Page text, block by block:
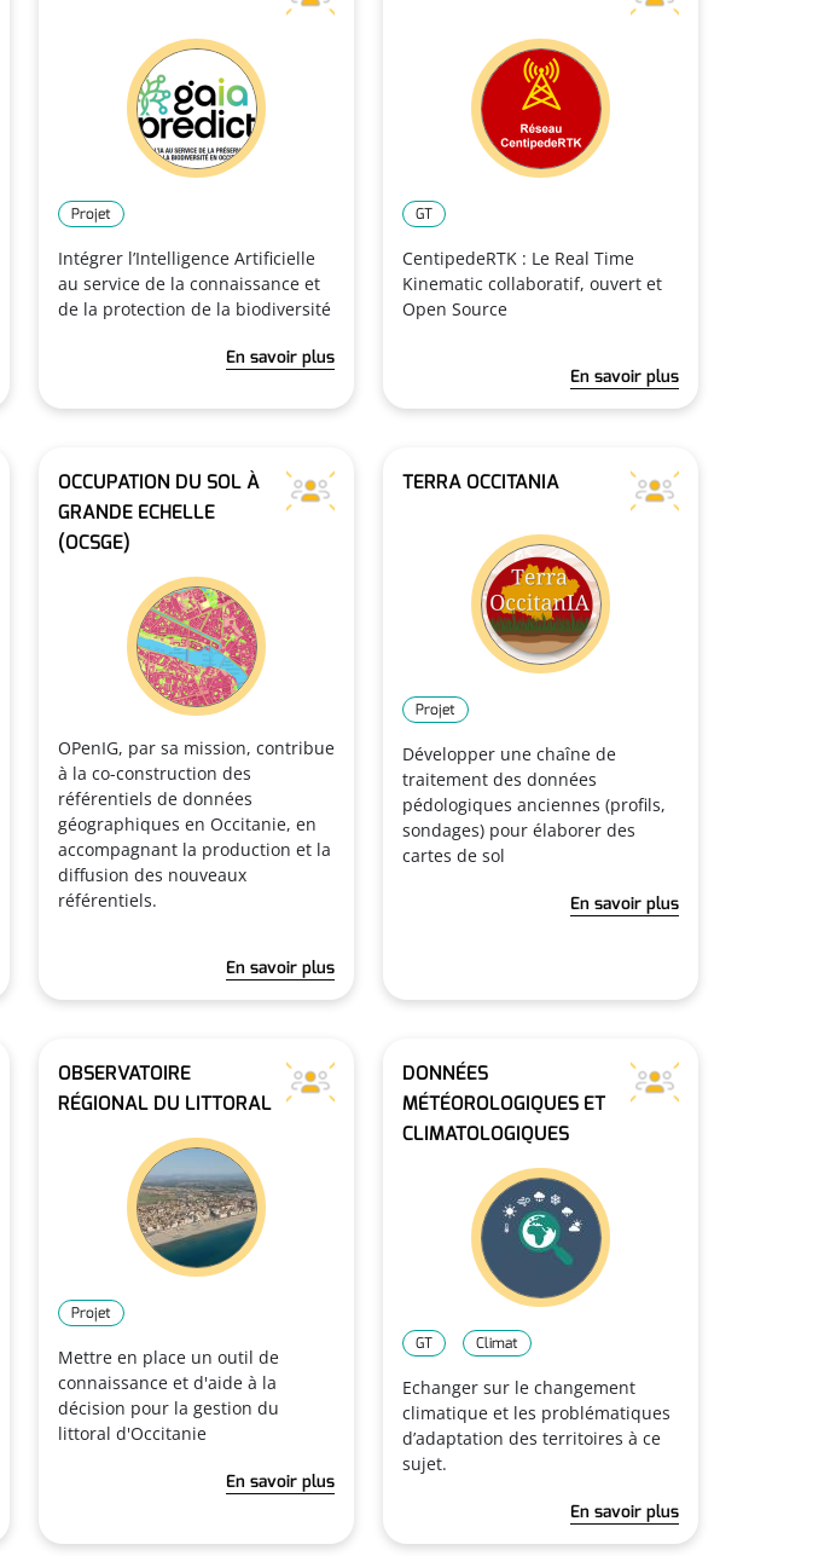
Projet
Intégrer l’Intelligence Artificielle
au service de la connaissance et
de la protection de la biodiversité
En savoir plus
GT
CentipedeRTK : Le Real Time
Kinematic collaboratif, ouvert et
Open Source
En savoir plus
OCCUPATION DU SOL À
GRANDE ECHELLE
(OCSGE)
OPenIG, par sa mission, contribue
à la co-construction des
référentiels de données
géographiques en Occitanie, en
accompagnant la production et la
diffusion des nouveaux
référentiels.
En savoir plus
TERRA OCCITANIA
Projet
Développer une chaîne de
traitement des données
pédologiques anciennes (profils,
sondages) pour élaborer des
cartes de sol
En savoir plus
OBSERVATOIRE
RÉGIONAL DU LITTORAL
Projet
Mettre en place un outil de
connaissance et d'aide à la
décision pour la gestion du
littoral d'Occitanie
En savoir plus
DONNÉES
MÉTÉOROLOGIQUES ET
CLIMATOLOGIQUES
GT Climat
Echanger sur le changement
climatique et les problématiques
d’adaptation des territoires à ce
sujet.
En savoir plus